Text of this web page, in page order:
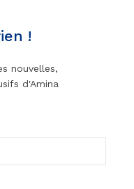
!
nouvelles,
d'Amina